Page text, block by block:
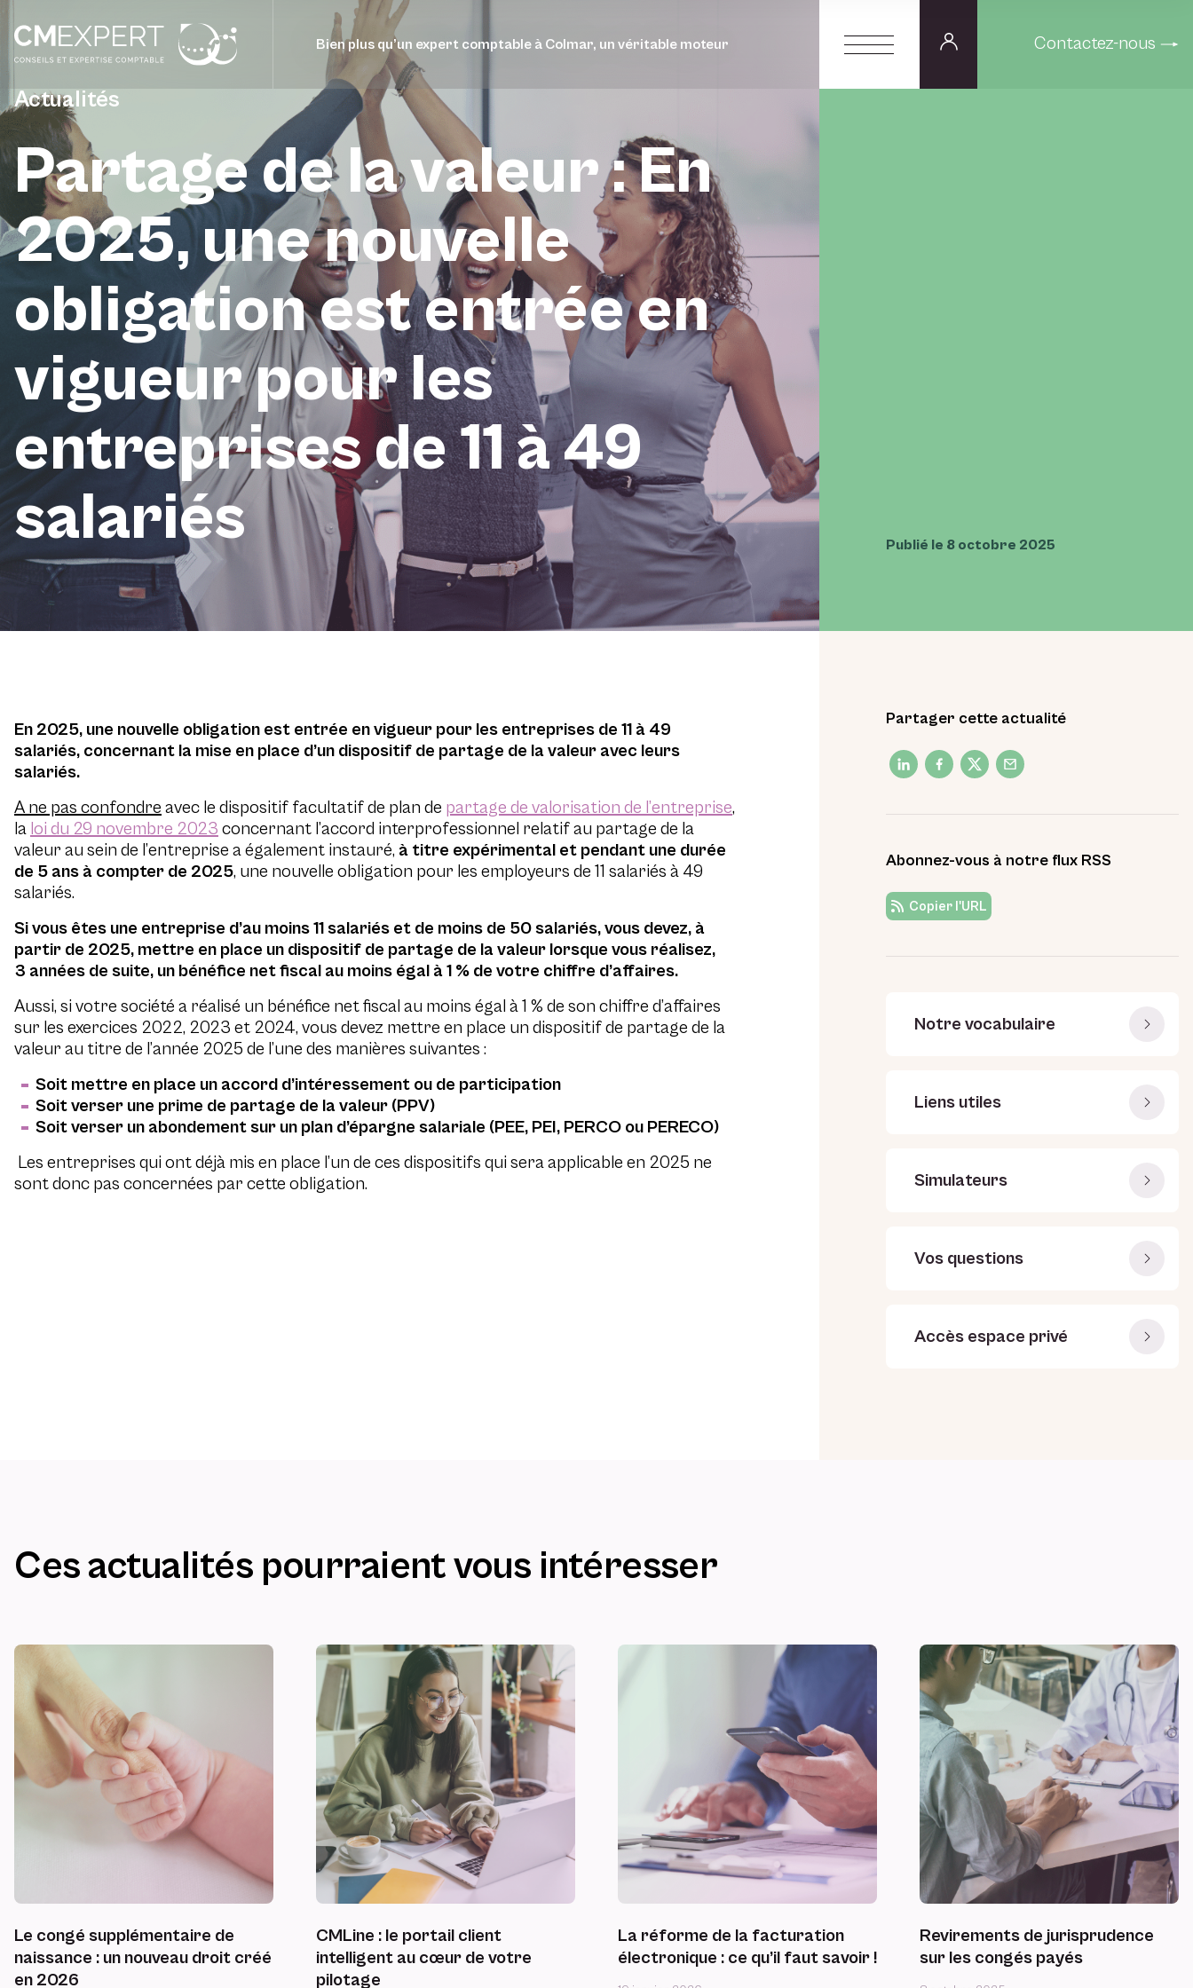
Bien plus qu’un expert comptable à Colmar, un véritable moteur Contactez-nous
Actualités
Partage de la valeur : En
2025, une nouvelle
obligation est entrée en
vigueur pour les
entreprises de 11 à 49
salariés
Publié le 8 octobre 2025
En 2025, une nouvelle obligation est entrée en vigueur pour les entreprises de 11 à 49
salariés, concernant la mise en place d’un dispositif de partage de la valeur avec leurs
salariés.
A ne pas confondre avec le dispositif facultatif de plan de partage de valorisation de l’entreprise,
la loi du 29 novembre 2023 concernant l’accord interprofessionnel relatif au partage de la
valeur au sein de l’entreprise a également instauré, à titre expérimental et pendant une durée
de 5 ans à compter de 2025, une nouvelle obligation pour les employeurs de 11 salariés à 49
salariés.
Si vous êtes une entreprise d’au moins 11 salariés et de moins de 50 salariés, vous devez, à
partir de 2025, mettre en place un dispositif de partage de la valeur lorsque vous réalisez,
3 années de suite, un bénéfice net fiscal au moins égal à 1 % de votre chiffre d’affaires.
Aussi, si votre société a réalisé un bénéfice net fiscal au moins égal à 1 % de son chiffre d’affaires
sur les exercices 2022, 2023 et 2024, vous devez mettre en place un dispositif de partage de la
valeur au titre de l’année 2025 de l’une des manières suivantes :
Soit mettre en place un accord d’intéressement ou de participation
Soit verser une prime de partage de la valeur (PPV)
Soit verser un abondement sur un plan d’épargne salariale (PEE, PEI, PERCO ou PERECO)
Les entreprises qui ont déjà mis en place l’un de ces dispositifs qui sera applicable en 2025 ne
sont donc pas concernées par cette obligation.
Partager cette actualité
Abonnez-vous à notre flux RSS
Copier l'URL
Notre vocabulaire
Liens utiles
Simulateurs
Vos questions
Accès espace privé
Ces actualités pourraient vous intéresser
Le congé supplémentaire de
naissance : un nouveau droit créé
en 2026
CMLine : le portail client
intelligent au cœur de votre
pilotage
La réforme de la facturation
électronique : ce qu’il faut savoir !
Revirements de jurisprudence
sur les congés payés